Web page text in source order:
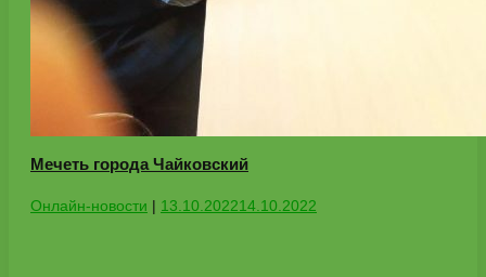
Мечеть города Чайковский
Онлайн-новости | 13.10.202214.10.2022